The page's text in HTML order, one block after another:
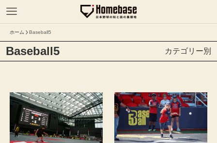
ホーム Baseball5
Baseball5 カテゴリー別